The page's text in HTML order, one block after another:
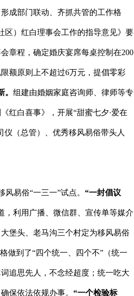
成部门联动、齐抓共管的工作格
区）红白理事会工作的指导意见》要
章程，确定婚庆宴席每桌控制在200
额原则上不超过6万元，提倡零彩
组建由婚姻家庭咨询师、律师等专
红白喜事》，开展“甜蜜七夕·爱在
（总管）、优秀移风易俗带头人
易俗“一三一”试点。 “一封倡议
，利用广播、微信群、宣传单等媒介
堡头、老马沟三个村定为移风易俗
做到了“四个统一、四个不”（统一
追思先人，不念经超度；统一吃大
保依法依规办事。 “一个检验标